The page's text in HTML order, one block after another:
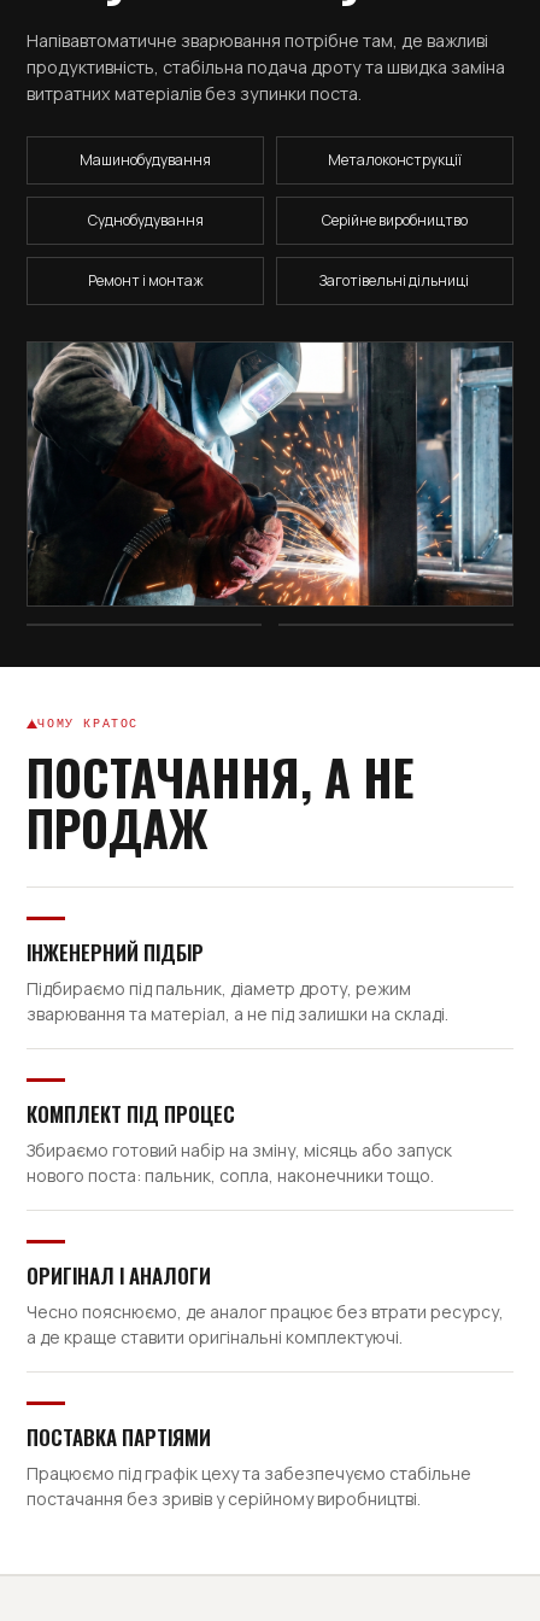
Напівавтоматичне зварювання потрібне там, де важливі
продуктивність, стабільна подача дроту та швидка заміна
витратних матеріалів без зупинки поста.
Машинобудування Металоконструкції
Суднобудування Серійне виробництво
Ремонт і монтаж Заготівельні дільниці
ЧОМУ КРАТОС
ПОСТАЧАННЯ, А НЕ
ПРОДАЖ
ІНЖЕНЕРНИЙ ПІДБІР
Підбираємо під пальник, діаметр дроту, режим
зварювання та матеріал, а не під залишки на складі.
КОМПЛЕКТ ПІД ПРОЦЕС
Збираємо готовий набір на зміну, місяць або запуск
нового поста: пальник, сопла, наконечники тощо.
ОРИГІНАЛ І АНАЛОГИ
Чесно пояснюємо, де аналог працює без втрати ресурсу,
а де краще ставити оригінальні комплектуючі.
ПОСТАВКА ПАРТІЯМИ
Працюємо під графік цеху та забезпечуємо стабільне
постачання без зривів у серійному виробництві.